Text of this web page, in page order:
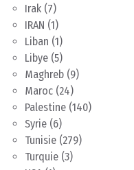
Irak (7)
IRAN (1)
Liban (1)
Libye (5)
Maghreb (9)
Maroc (24)
Palestine (140)
Syrie (6)
Tunisie (279)
Turquie (3)